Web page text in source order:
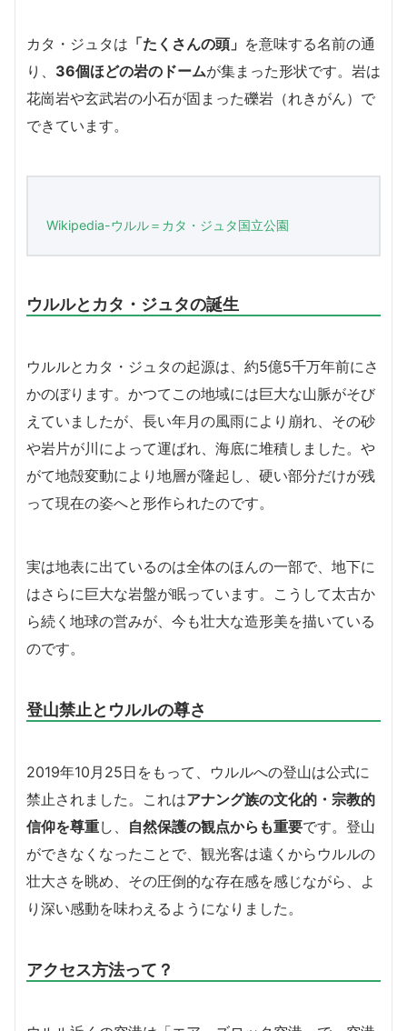
カタ・ジュタは 「たくさんの頭」 を意味する名前の通
り、 36個ほどの岩のドームが集まった形状です。岩は
花崗岩や玄武岩の小石が固まった礫岩（れきがん）で
できています。
Wikipedia-ウルル＝カタ・ジュタ国立公園
ウルルとカタ・ジュタの誕生
ウルルとカタ・ジュタの起源は、約5億5千万年前にさ
かのぼります。かつてこの地域には巨大な山脈がそび
えていましたが、長い年月の風雨により崩れ、その砂
や岩片が川によって運ばれ、海底に堆積しました。や
がて地殻変動により地層が隆起し、硬い部分だけが残
って現在の姿へと形作られたのです。
実は地表に出ているのは全体のほんの一部で、地下に
はさらに巨大な岩盤が眠っています。こうして太古か
ら続く地球の営みが、今も壮大な造形美を描いている
のです。
登山禁止とウルルの尊さ
2019年10月25日をもって、ウルルへの登山は公式に
禁止されました。これはアナング族の文化的・宗教的
信仰を尊重し、 自然保護の観点からも重要です。登山
ができなくなったことで、観光客は遠くからウルルの
壮大さを眺め、その圧倒的な存在感を感じながら、よ
り深い感動を味わえるようになりました。
アクセス方法って？